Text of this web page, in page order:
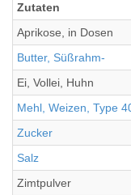
Zutaten
Aprikose, in Dosen
Butter, Süßrahm-
Ei, Vollei, Huhn
Mehl, Weizen, Type
Zucker
Salz
Zimtpulver